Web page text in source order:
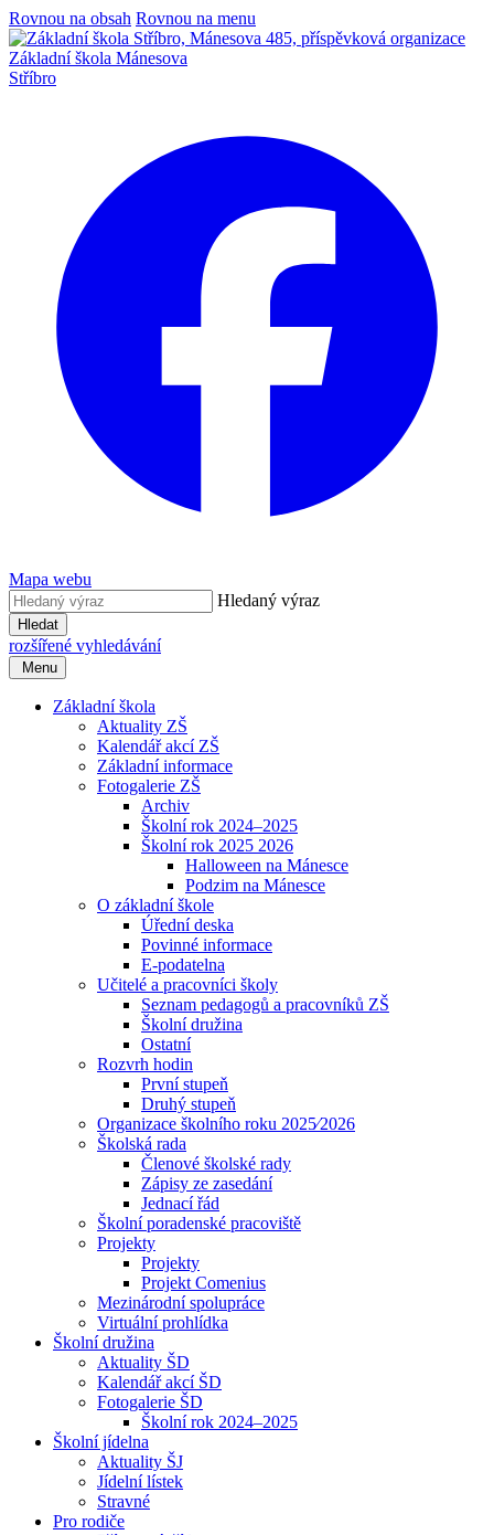
Rovnou na obsah Rovnou na menu
Základní škola Mánesova
Stříbro
Mapa webu
Hledaný výraz
Hledat
rozšířené vyhledávání
Menu
Základní škola
Aktuality ZŠ
Kalendář akcí ZŠ
Základní informace
Fotogalerie ZŠ
Archiv
Školní rok 2024–2025
Školní rok 2025 2026
Halloween na Mánesce
Podzim na Mánesce
O základní škole
Úřední deska
Povinné informace
E-podatelna
Učitelé a pracovníci školy
Seznam pedagogů a pracovníků ZŠ
Školní družina
Ostatní
Rozvrh hodin
První stupeň
Druhý stupeň
Organizace školního roku 2025⁄2026
Školská rada
Členové školské rady
Zápisy ze zasedání
Jednací řád
Školní poradenské pracoviště
Projekty
Projekty
Projekt Comenius
Mezinárodní spolupráce
Virtuální prohlídka
Školní družina
Aktuality ŠD
Kalendář akcí ŠD
Fotogalerie ŠD
Školní rok 2024–2025
Školní jídelna
Aktuality ŠJ
Jídelní lístek
Stravné
Pro rodiče